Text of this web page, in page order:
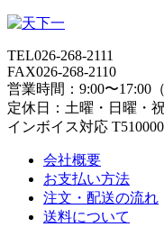
TEL026-268-2111
FAX026-268-2110
営業時間：9:00〜17:00
定休日：土曜・日曜・
インボイス対応
会社概要
お支払い方法
注文・配送の流れ
送料について